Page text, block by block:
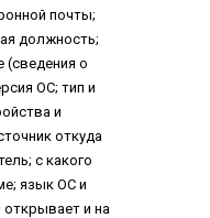
почты;
должность;
(сведения о
ОС; тип и
и
откуда
с какого
язык ОС и
открывает и на